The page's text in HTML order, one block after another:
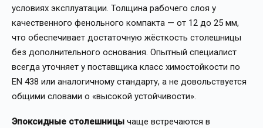
условиях эксплуатации. Толщина рабочего слоя у
качественного фенольного компакта — от 12 до 25 мм,
что обеспечивает достаточную жёсткость столешницы
без дополнительного основания. Опытный специалист
всегда уточняет у поставщика класс химостойкости по
EN 438 или аналогичному стандарту, а не довольствуется
общими словами о «высокой устойчивости».
Эпоксидные столешницы чаще встречаются в